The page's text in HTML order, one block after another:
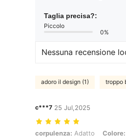
Taglia precisa?:
Piccolo
0%
Nessuna recensione
adoro il design (1) troppo
c***7 25 Jul,2025
corpulenza: Adatto, Colore:
corpulenza: Adatto Colore: